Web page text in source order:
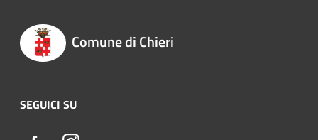
Comune di Chieri
SEGUICI SU